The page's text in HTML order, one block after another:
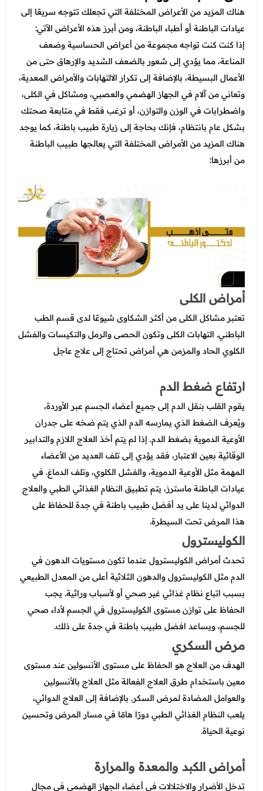
عروض العناية بالشعر
عروض الرجال
عروض جراحات التجميل
عروض قسم الطوارئ
عروض المختبر
عروض الاشعة
عروض الباطنة
عروض العظام
عروض الانف والاذن والحنجرة
هناك المزيد من الأعراض المختلفة التي تجعلك تتوجه سريعًا إلى
عيادات الباطنة أو أطباء الباطنة، ومن أبرز هذه الأعراض الآتي:
إذا كنت كنت تواجه مجموعة من أعراض الحساسية وضعف
المناعة، مما يؤدي إلى شعور بالضعف الشديد والإرهاق حتى من
الأعمال البسيطة، بالإضافة إلى تكرار الالتهابات والأمراض المعدية،
وتعاني من آلام في الجهاز الهضمي والعصبي، ومشاكل في الكلى،
واضطرابات في الوزن والتوازن، أو ترغب فقط في متابعة صحتك
بشكل عام بانتظام، فإنك بحاجة إلى زيارة طبيب باطنة، كما يوجد
هناك المزيد من الأمراض المختلفة التي يعالجها طبيب الباطنة
من أبرزها:
أمراض الكلى
تعتبر مشاكل الكلى من أكثر الشكاوى شيوعًا لدى قسم الطب
الباطني. التهابات الكلى وتكون الحصى والرمل والتكيسات والفشل
الكلوي الحاد والمزمن هي أمراض تحتاج إلى علاج عاجل
ارتفاع ضغط الدم
يقوم القلب بنقل الدم إلى جميع أعضاء الجسم عبر الأوردة،
ويُعرف الضغط الذي يمارسه الدم الذي يتم ضخه على جدران
الأوعية الدموية بضغط الدم. إذا لم يتم أخذ العلاج اللازم والتدابير
الوقائية بعين الاعتبار، فقد يؤدي إلى تلف العديد من الأعضاء
المهمة مثل الأوعية الدموية، والفشل الكلوي، وتلف الدماغ. في
عيادات الباطنة ماسترز، يتم تطبيق النظام الغذائي الطبي والعلاج
الدوائي لدينا على يد أفضل طبيب باطنة في جدة للحفاظ على
هذا المرض تحت السيطرة.
الكوليسترول
تحدث أمراض الكوليسترول عندما تكون مستويات الدهون في
الدم مثل الكوليسترول والدهون الثلاثية أعلى من المعدل الطبيعي
بسبب اتباع نظام غذائي غير صحي أو لأسباب وراثية. يجب
الحفاظ على توازن مستوى الكوليسترول في الجسم لأداء صحي
للجسم، ويساعد افضل طبيب باطنة في جدة على ذلك.
مرض السكري
الهدف من العلاج هو الحفاظ على مستوى الأنسولين عند مستوى
معين باستخدام طرق العلاج الفعالة مثل العلاج بالأنسولين
والعوامل المضادة لمرض السكر. بالإضافة إلى العلاج الدوائي،
يلعب النظام الغذائي الطبي دورًا هامًا في مسار المرض وتحسين
نوعية الحياة.
أمراض الكبد والمعدة والمرارة
تدخل الأضرار والاختلالات في أعضاء الجهاز الهضمي في مجال